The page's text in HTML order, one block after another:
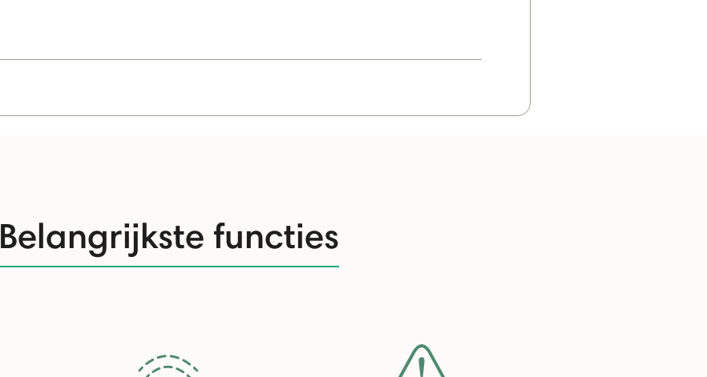
Belangrijkste functies